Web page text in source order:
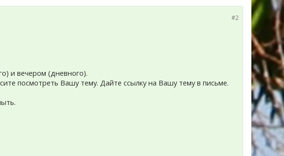
#2
и вечером (дневного).
посмотреть Вашу тему. Дайте ссылку на Вашу тему в письме.